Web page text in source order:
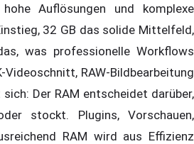
Auflösungen und komplexe
32 GB das solide Mittelfeld,
was professionelle Workflows
RAW-Bildbearbeitung
Der RAM entscheidet darüber,
stockt. Plugins, Vorschauen,
RAM wird aus Effizienz